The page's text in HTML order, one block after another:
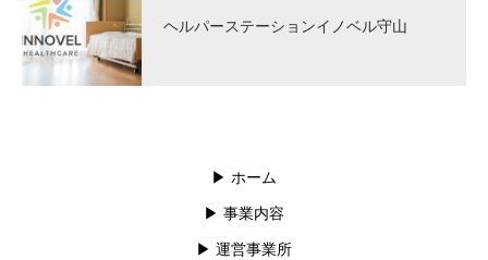
ヘルパーステーションイノベル守山
▶︎ ホーム
▶︎ 事業内容
▶︎ 運営事業所